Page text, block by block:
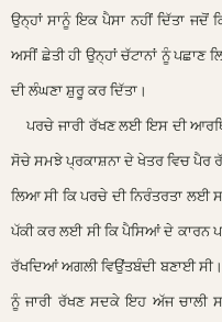
ਉਨ੍ਹਾਂ ਸਾਨੂੰ ਇਕ ਪੈਸਾ ਨਹੀਂ ਦਿੱਤਾ
ਅਸੀਂ ਛੇਤੀ ਹੀ ਉਨ੍ਹਾਂ ਚੱਟਾਨਾਂ ਨੂੰ
ਦੀ ਲੰਘਣਾ ਸ਼ੁਰੂ ਕਰ ਦਿੱਤਾ।
ਪਰਚੇ ਜਾਰੀ ਰੱਖਣ ਲਈ ਇਸ ਦੀ
ਸੋਚੇ ਸਮਝੇ ਪ੍ਰਕਾਸ਼ਨਾ ਦੇ ਖੇਤਰ ਵਿਚ ਪੈਰ
ਲਿਆ ਸੀ ਕਿ ਪਰਚੇ ਦੀ ਨਿਰੰਤਰਤਾ ਲਈ
ਪੱਕੀ ਕਰ ਲਈ ਸੀ ਕਿ ਪੈਸਿਆਂ ਦੇ ਕਾਰਨ
ਰੱਖਦਿਆਂ ਅਗਲੀ ਵਿਉਂਤਬੰਦੀ ਬਣਾਈ
ਨੂੰ ਜਾਰੀ ਰੱਖਣ ਸਦਕੇ ਇਹ ਅੱਜ ਚਾਲੀ